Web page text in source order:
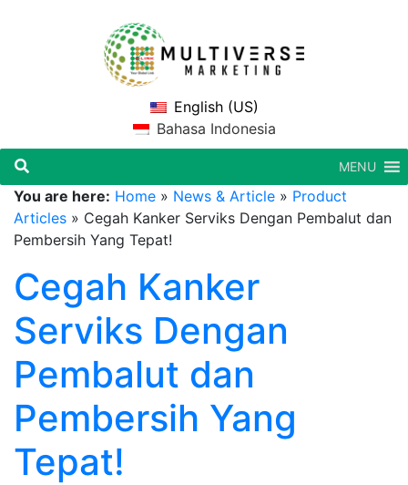
English (US)
Bahasa Indonesia
MENU
You are here: Home » News & Article » Product
Articles » Cegah Kanker Serviks Dengan Pembalut dan
Pembersih Yang Tepat!
Cegah Kanker
Serviks Dengan
Pembalut dan
Pembersih Yang
Tepat!